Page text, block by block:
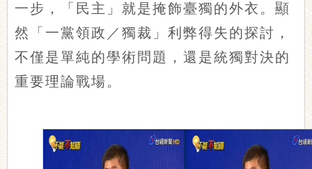
一步，「民主」就是掩飾臺獨的外衣。顯
然「一黨領政／獨裁」利弊得失的探討，
不僅是單純的學術問題，還是統獨對決的
重要理論戰場。